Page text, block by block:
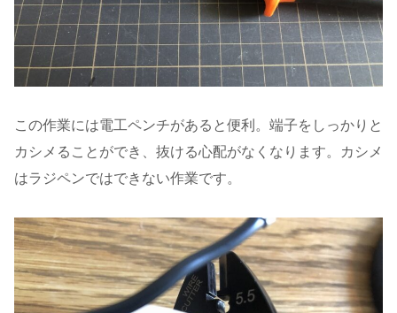
この作業には電工ペンチがあると便利。端子をしっかりと
カシメることができ、抜ける心配がなくなります。カシメ
はラジペンではできない作業です。